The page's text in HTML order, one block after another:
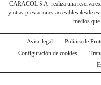
CARACOL S.A. realiza una reserva
y otras prestaciones accesibles desde
medios que
Aviso legal Política de
Configuración de cookies